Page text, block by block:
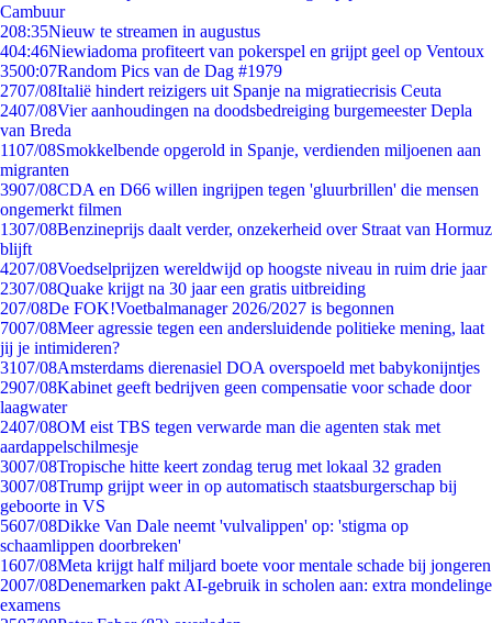
Cambuur
208:35Nieuw te streamen in augustus
404:46Niewiadoma profiteert van pokerspel en grijpt geel op Ventoux
3500:07Random Pics van de Dag #1979
2707/08Italië hindert reizigers uit Spanje na migratiecrisis Ceuta
2407/08Vier aanhoudingen na doodsbedreiging burgemeester Depla
van Breda
1107/08Smokkelbende opgerold in Spanje, verdienden miljoenen aan
migranten
3907/08CDA en D66 willen ingrijpen tegen 'gluurbrillen' die mensen
ongemerkt filmen
1307/08Benzineprijs daalt verder, onzekerheid over Straat van Hormuz
blijft
4207/08Voedselprijzen wereldwijd op hoogste niveau in ruim drie jaar
2307/08Quake krijgt na 30 jaar een gratis uitbreiding
207/08De FOK!Voetbalmanager 2026/2027 is begonnen
7007/08Meer agressie tegen een andersluidende politieke mening, laat
jij je intimideren?
3107/08Amsterdams dierenasiel DOA overspoeld met babykonijntjes
2907/08Kabinet geeft bedrijven geen compensatie voor schade door
laagwater
2407/08OM eist TBS tegen verwarde man die agenten stak met
aardappelschilmesje
3007/08Tropische hitte keert zondag terug met lokaal 32 graden
3007/08Trump grijpt weer in op automatisch staatsburgerschap bij
geboorte in VS
5607/08Dikke Van Dale neemt 'vulvalippen' op: 'stigma op
schaamlippen doorbreken'
1607/08Meta krijgt half miljard boete voor mentale schade bij jongeren
2007/08Denemarken pakt AI-gebruik in scholen aan: extra mondelinge
examens